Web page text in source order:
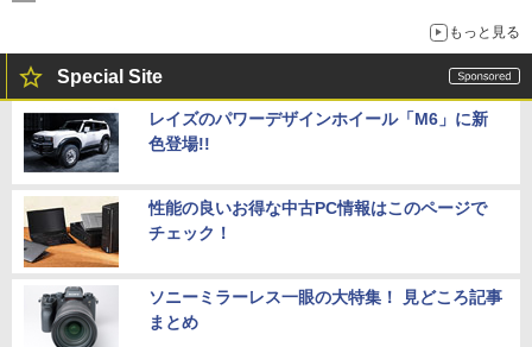
もっと見る
Special Site
レイズのパワーデザインホイール「M6」に新
色登場!!
性能の良いお得な中古PC情報はこのページで
チェック！
ソニーミラーレス一眼の大特集！ 見どころ記事
まとめ